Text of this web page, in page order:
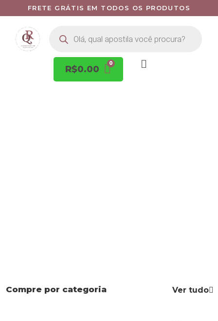
FRETE GRÁTIS EM TODOS OS PRODUTOS
R$0.00
Compre por categoria Ver tudo